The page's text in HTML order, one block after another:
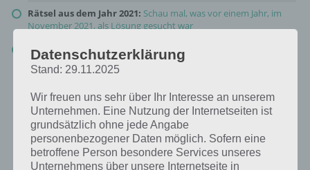
Rätsel aus dem Jahr 2021: Schau mal, was vor einem Jahr, im
November 2021, als Lösung gesucht war
Zur Übersicht:
4 Bilder 1 Wort Lösungen zu Heureka im
November 2022!
Datenschutzerklärung
Stand: 29.11.2025
Wir freuen uns sehr über Ihr Interesse an unserem
Unternehmen. Eine Nutzung der Internetseiten ist
grundsätzlich ohne jede Angabe
personenbezogener Daten möglich. Sofern eine
betroffene Person besondere Services unseres
Unternehmens über unsere Internetseite in